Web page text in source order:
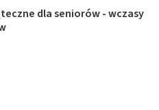
dla seniorów - wczasy